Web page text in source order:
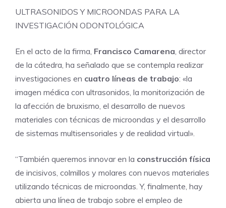
ULTRASONIDOS Y MICROONDAS PARA LA
INVESTIGACIÓN ODONTOLÓGICA
En el acto de la firma, Francisco Camarena, director
de la cátedra, ha señalado que se contempla realizar
investigaciones en cuatro líneas de trabajo: «la
imagen médica con ultrasonidos, la monitorización de
la afección de bruxismo, el desarrollo de nuevos
materiales con técnicas de microondas y el desarrollo
de sistemas multisensoriales y de realidad virtual».
“También queremos innovar en la construcción física
de incisivos, colmillos y molares con nuevos materiales
utilizando técnicas de microondas. Y, finalmente, hay
abierta una línea de trabajo sobre el empleo de